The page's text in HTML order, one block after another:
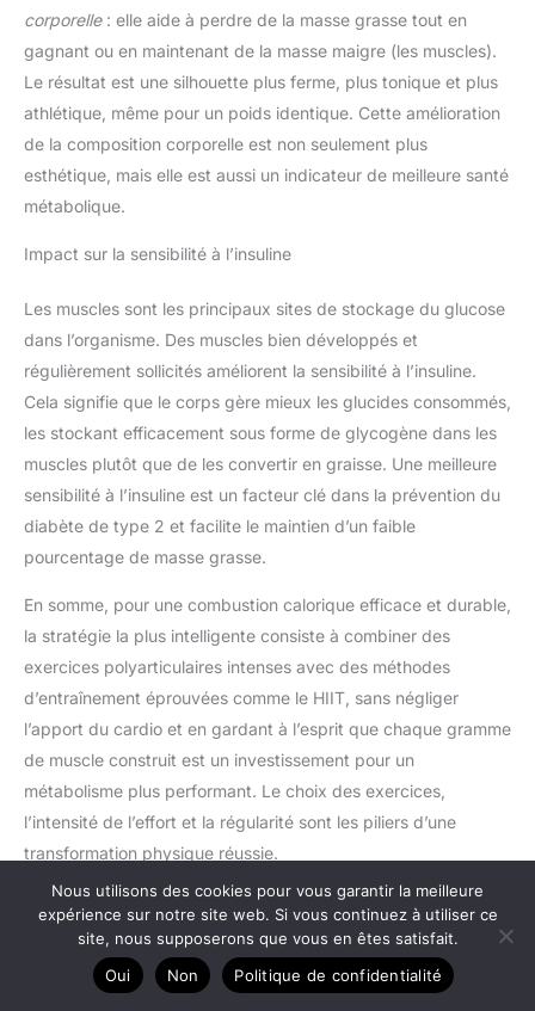
corporelle: elle aide à perdre de la masse grasse tout en
gagnant ou en maintenant de la masse maigre (les muscles).
Le résultat est une silhouette plus ferme, plus tonique et plus
athlétique, même pour un poids identique. Cette amélioration
de la composition corporelle est non seulement plus
esthétique, mais elle est aussi un indicateur de meilleure santé
métabolique.
Impact sur la sensibilité à l’insuline
Les muscles sont les principaux sites de stockage du glucose
dans l’organisme. Des muscles bien développés et
régulièrement sollicités améliorent la sensibilité à l’insuline.
Cela signifie que le corps gère mieux les glucides consommés,
les stockant efficacement sous forme de glycogène dans les
muscles plutôt que de les convertir en graisse. Une meilleure
sensibilité à l’insuline est un facteur clé dans la prévention du
diabète de type 2 et facilite le maintien d’un faible
pourcentage de masse grasse.
En somme, pour une combustion calorique efficace et durable,
la stratégie la plus intelligente consiste à combiner des
exercices polyarticulaires intenses avec des méthodes
d’entraînement éprouvées comme le HIIT, sans négliger
l’apport du cardio et en gardant à l’esprit que chaque gramme
de muscle construit est un investissement pour un
métabolisme plus performant. Le choix des exercices,
l’intensité de l’effort et la régularité sont les piliers d’une
transformation physique réussie.
Nous utilisons des cookies pour vous garantir la meilleure
expérience sur notre site web. Si vous continuez à utiliser ce
site, nous supposerons que vous en êtes satisfait.
Oui
Non Politique de confidentialité